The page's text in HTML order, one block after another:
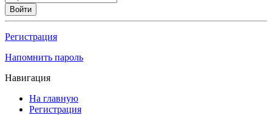
Войти
Регистрация
Напомнить пароль
Навигация
На главную
Регистрация